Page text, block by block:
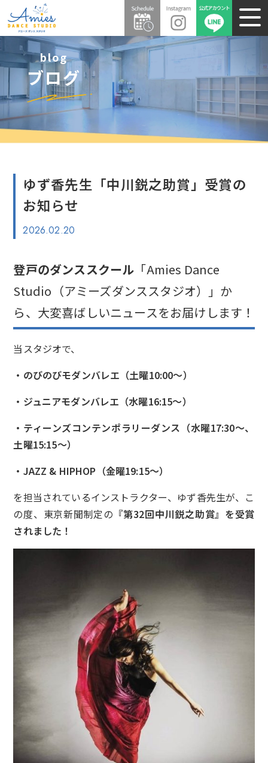
blog
ブログ
ゆず香先生「中川鋭之助賞」受賞の
お知らせ
2026.02.20
登戸のダンススクール 「Amies Dance
Studio（アミーズダンススタジオ）」か
ら、大変喜ばしいニュースをお届けします！
当スタジオで、
・のびのびモダンバレエ（土曜10:00〜）
・ジュニアモダンバレエ（水曜16:15〜）
・ティーンズコンテンポラリーダンス（水曜17:30〜、
土曜15:15〜）
・JAZZ & HIPHOP（金曜19:15〜）
を担当されているインストラクター、ゆず香先生が、こ
の度、東京新聞制定の 『第32回中川鋭之助賞』を受賞
されました！